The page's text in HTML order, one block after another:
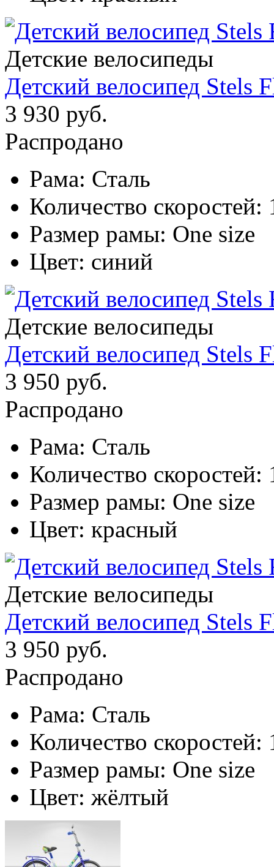
Детские велосипеды
Детский велосипед Stels
3 930 руб.
Распродано
Рама: Сталь
Количество скоростей:
Размер рамы: One size
Цвет: синий
Детские велосипеды
Детский велосипед Stels
3 950 руб.
Распродано
Рама: Сталь
Количество скоростей:
Размер рамы: One size
Цвет: красный
Детские велосипеды
Детский велосипед Stels
3 950 руб.
Распродано
Рама: Сталь
Количество скоростей:
Размер рамы: One size
Цвет: жёлтый